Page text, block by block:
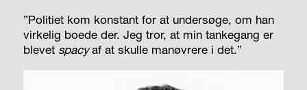
”Politiet kom konstant for at undersøge, om han
virkelig boede der. Jeg tror, at min tankegang er
blevet spacyaf at skulle manøvrere i det.”